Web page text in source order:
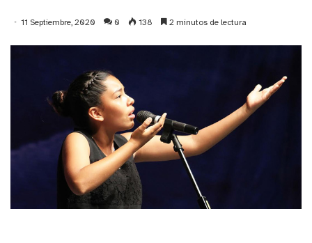
11 Septiembre, 2020 0 138 2 minutos de lectura